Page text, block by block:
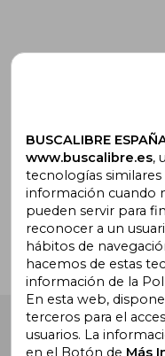
Suscríbete
¿Necesitas ayuda?
Ir a Centro de Soporte
Buscalibre España . Calle
Cornellà de Llobregat,
BUSCALIBRE
www.buscalibre.es,
tecnologías
información cuando
pueden servir para
reconocer a un
hábitos de
hacemos de estas
información de la
En esta web,
terceros para el
usuarios. La
en el Botón de Más